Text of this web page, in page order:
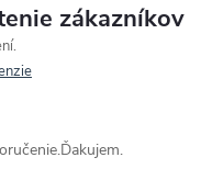
zákazníkov